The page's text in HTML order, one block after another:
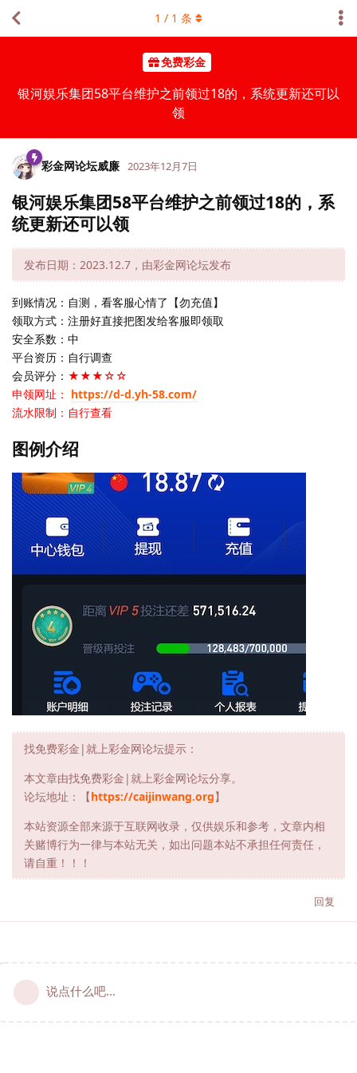
免费彩金
银河娱乐集团58平台维护之前领过18的，系统更新还可以
领
1 / 1 条
彩金网论坛威廉 2023年12月7日
银河娱乐集团58平台维护之前领过18的，系
统更新还可以领
发布日期：2023.12.7，由彩金网论坛发布
到账情况：自测，看客服心情了【勿充值】
领取方式：注册好直接把图发给客服即领取
安全系数：中
平台资历：自行调查
会员评分： ★★★☆☆
申领网址： https://d-d.yh-58.com/
流水限制：自行查看
图例介绍
找免费彩金|就上彩金网论坛提示：
本文章由找免费彩金|就上彩金网论坛分享。
论坛地址：【https://caijinwang.org】
本站资源全部来源于互联网收录，仅供娱乐和参考，文章内相
关赌博行为一律与本站无关，如出问题本站不承担任何责任，
请自重！！！
回复
说点什么吧...